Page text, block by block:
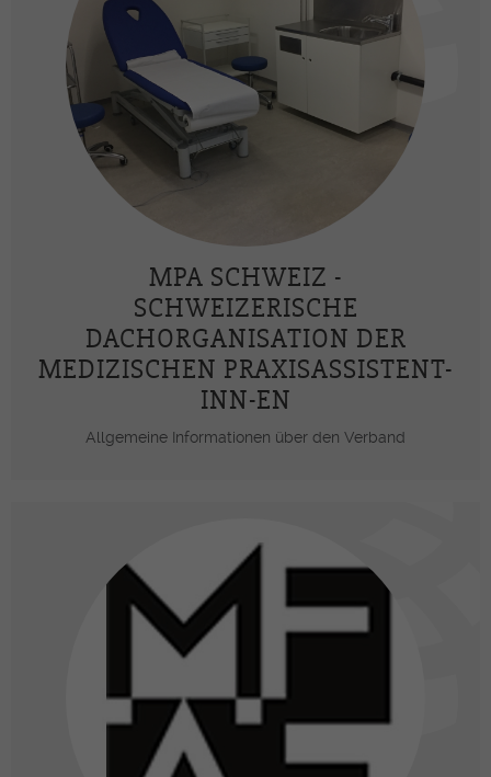
MPA SCHWEIZ -
SCHWEIZERISCHE
DACHORGANISATION DER
MEDIZISCHEN PRAXISASSISTENT-
INN-EN
Allgemeine Informationen über den Verband